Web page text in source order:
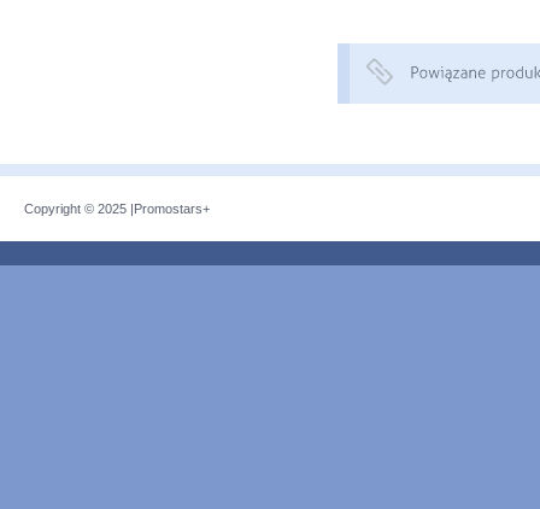
Copyright © 2025 |Promostars+